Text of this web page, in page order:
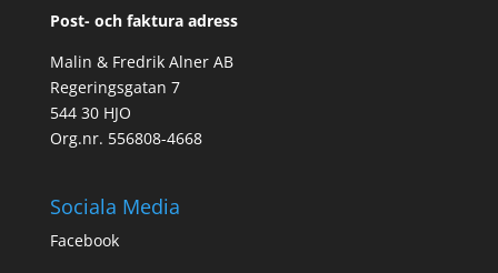
Post- och faktura adress
Malin & Fredrik Alner AB
Regeringsgatan 7
544 30 HJO
Org.nr. 556808-4668
Sociala Media
Facebook